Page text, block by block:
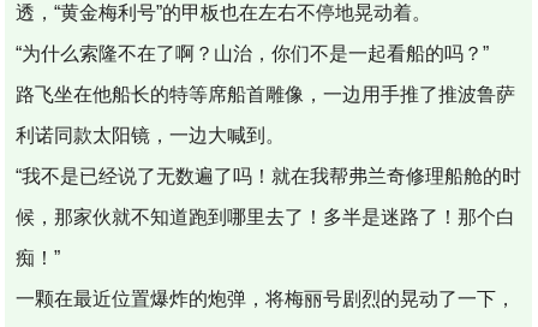
透，“黄金梅利号”的甲板也在左右不停地晃动着。
“为什么索隆不在了啊？山治，你们不是一起看船的吗？”
路飞坐在他船长的特等席船首雕像，一边用手推了推波鲁萨
利诺同款太阳镜，一边大喊到。
“我不是已经说了无数遍了吗！就在我帮弗兰奇修理船舱的时
候，那家伙就不知道跑到哪里去了！多半是迷路了！那个白
痴！”
一颗在最近位置爆炸的炮弹，将梅丽号剧烈的晃动了一下，